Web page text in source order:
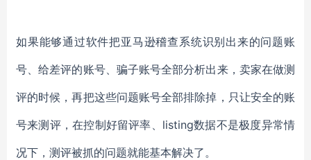
如果能够通过软件把亚马逊稽查系统识别出来的问题账
号、给差评的账号、骗子账号全部分析出来，卖家在做测
评的时候，再把这些问题账号全部排除掉，只让安全的账
号来测评，在控制好留评率、 listing数据不是极度异常情
况下，测评被抓的问题就能基本解决了。